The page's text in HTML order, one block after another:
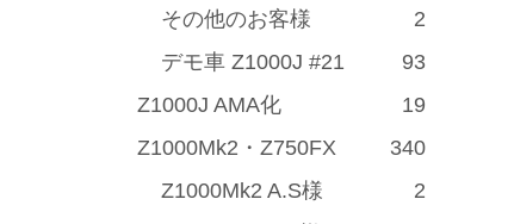
その他のお客様
2
デモ車 Z1000J #21
93
Z1000J AMA化
19
Z1000Mk2・Z750FX
340
Z1000Mk2 A.S様
2